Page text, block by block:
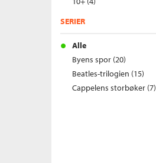
SERIER
Alle
Byens spor (20)
Beatles-trilogien (15)
Cappelens storbøker (7)